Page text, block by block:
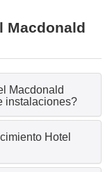
Macdonald
Macdonald
instalaciones?
Hotel